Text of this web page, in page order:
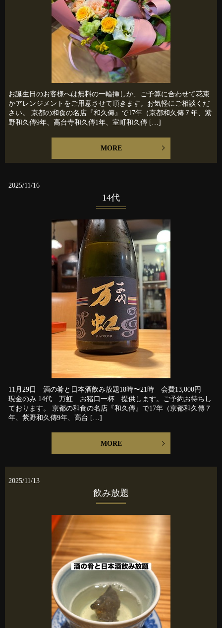
お誕生日のお客様へは無料の一輪挿しか、ご予算に合わせて花束
かアレンジメントをご用意させて頂きます。お気軽にご相談くだ
さい。 京都の和食の名店『和久傳』で17年（京都和久傳７年、紫
野和久傳9年、高台寺和久傳1年、室町和久傳 […]
MORE
2025/11/16
14代
11月29日 酒の肴と日本酒飲み放題18時〜21時 会費13,000円
現金のみ 14代 万虹 お猪口一杯 提供します。ご予約お待ちし
ております。 京都の和食の名店『和久傳』で17年（京都和久傳７
年、紫野和久傳9年、高台 […]
MORE
2025/11/13
飲み放題